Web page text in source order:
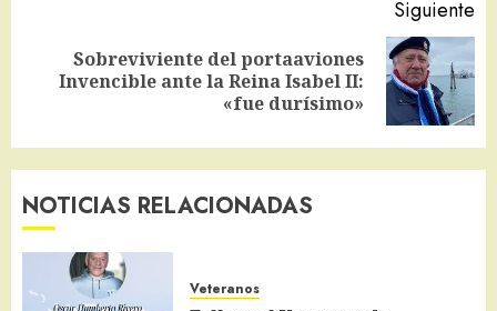
Siguiente
Siguiente
Sobreviviente del portaaviones
Invencible ante la Reina Isabel II:
«fue durísimo»
NOTICIAS RELACIONADAS
Veteranos